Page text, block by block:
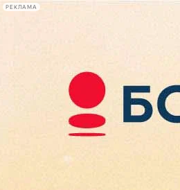
РЕКЛАМА
Сегодня:
2026.08.09
12:09
Афиша Plus